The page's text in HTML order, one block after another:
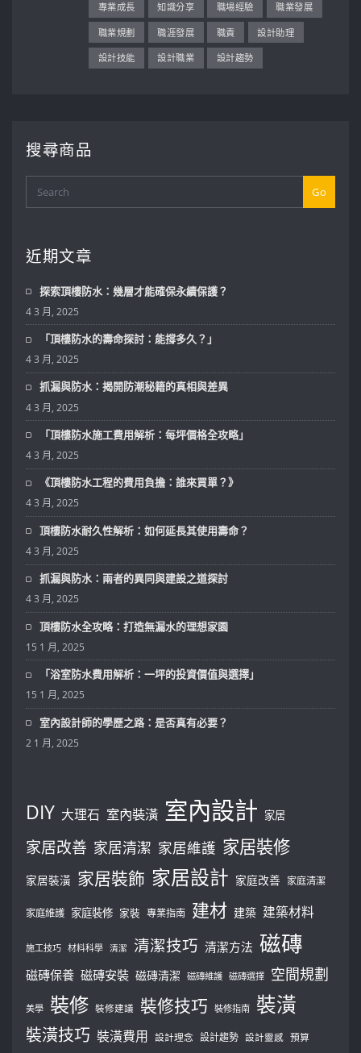
專業成長 知識分享 職場經驗 職業發展
職業規劃 職涯發展 職責 設計助理
設計技能 設計職業 設計趨勢
搜尋商品
Go
近期文章
探索頂樓防水：幾層才能確保永續保護？
4 3 月, 2025
「頂樓防水的壽命探討：能撐多久？」
4 3 月, 2025
抓漏與防水：揭開防潮秘籍的真相與差異
4 3 月, 2025
「頂樓防水施工費用解析：每坪價格全攻略」
4 3 月, 2025
《頂樓防水工程的費用負擔：誰來買單？》
4 3 月, 2025
頂樓防水耐久性解析：如何延長其使用壽命？
4 3 月, 2025
抓漏與防水：兩者的異同與建設之道探討
4 3 月, 2025
頂樓防水全攻略：打造無漏水的理想家園
15 1 月, 2025
「浴室防水費用解析：一坪的投資價值與選擇」
15 1 月, 2025
室內設計師的學歷之路：是否真有必要？
2 1 月, 2025
DIY 大理石 室內裝潢 室內設計 家居
家居改善 家居清潔 家居維護 家居裝修
家居裝潢 家居裝飾 家居設計 家庭改善 家庭清潔
家庭維護 家庭裝修 家裝 專業指南 建材 建築 建築材料
施工技巧 材料科學 清潔 清潔技巧 清潔方法 磁磚
磁磚保養 磁磚安裝 磁磚清潔 磁磚維護 磁磚選擇 空間規劃
美學 裝修 裝修建議 裝修技巧 裝修指南 裝潢
裝潢技巧 裝潢費用 設計理念 設計趨勢 設計靈感 預算